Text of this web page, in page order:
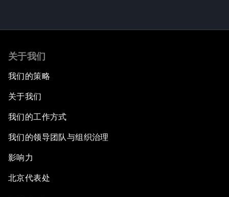
关于我们
我们的策略
关于我们
我们的工作方式
我们的领导团队与组织治理
影响力
北京代表处